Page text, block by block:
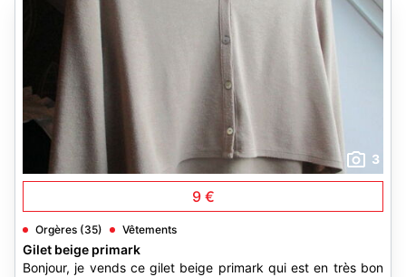
3
9 €
Orgères (35) Vêtements
Gilet beige primark
Bonjour, je vends ce gilet beige primark qui est en très bon